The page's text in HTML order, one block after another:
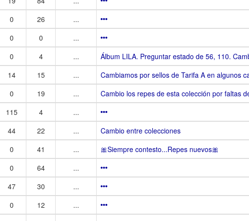
0 26
...
0 0
...
0 4 ...
Álbum LILA. Preguntar estado de 56, 110.
14 15 ...
Cambiamos por sellos de Tarifa A en algunos
0 19 ...
Cambio los repes de esta colección por faltas
115 4
...
44 22 ...
Cambio entre colecciones
0 41 ...
🎀Siempre contesto...Repes nuevos🎀
0 64
...
47 30
...
0 12
...